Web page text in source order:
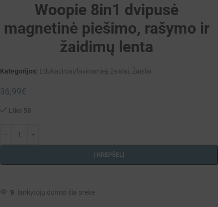
Woopie 8in1 dvipusė
magnetinė piešimo, rašymo ir
žaidimų lenta
Kategorijos: Edukaciniai/lavinamieji žaislai, Žaislai
36,99€
Liko 58
Į KREPŠELĮ
9 lankytojų domisi šia preke